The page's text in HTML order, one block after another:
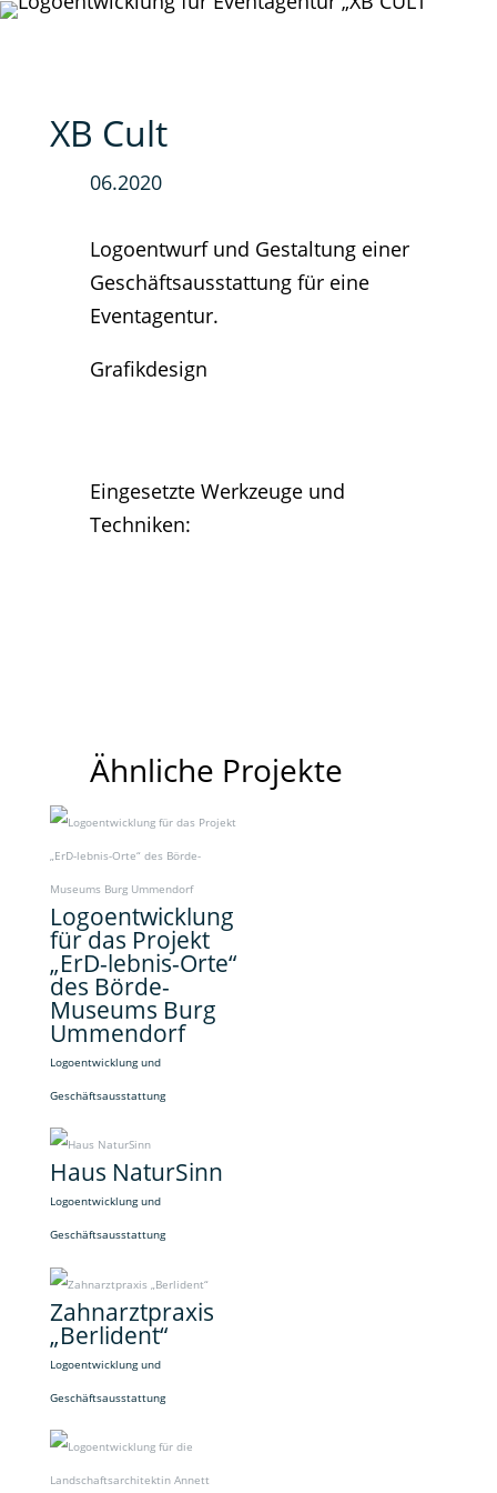
XB Cult
06.2020
Logoentwurf und Gestaltung einer
Geschäftsausstattung für eine
Eventagentur.
Grafikdesign
Ähnliche Projekte
Logoentwicklung
für das Projekt
„ErD-lebnis-Orte“
des Börde-
Museums Burg
Ummendorf
Logoentwicklung und
Geschäftsausstattung
Haus NaturSinn
Logoentwicklung und
Geschäftsausstattung
Zahnarztpraxis
„Berlident“
Logoentwicklung und
Geschäftsausstattung